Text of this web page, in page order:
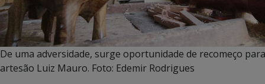
De uma adversidade, surge oportunidade de recomeço
artesão Luiz Mauro. Foto: Edemir Rodrigues